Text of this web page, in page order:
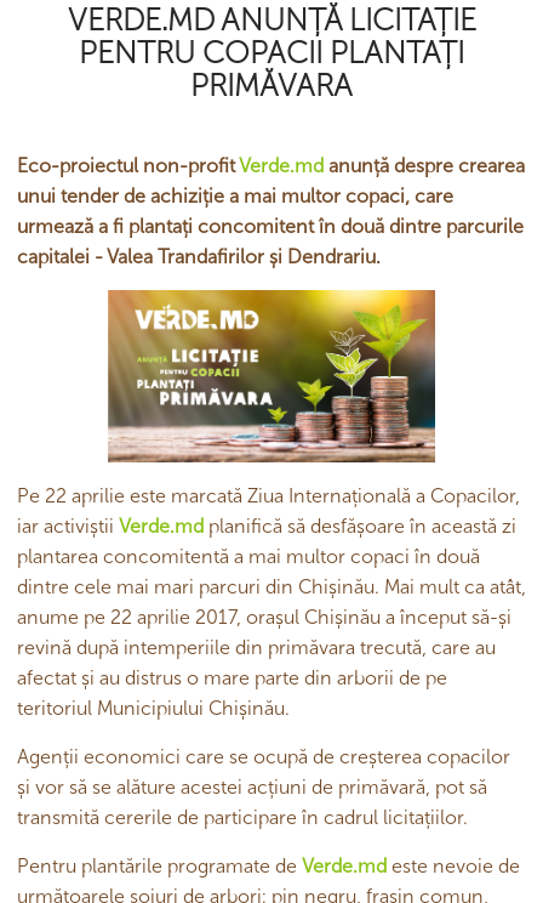
VERDE.MD ANUNȚĂ LICITAȚIE
PENTRU COPACII PLANTAȚI
PRIMĂVARA
Eco-proiectul non-profitVerde.md anunță despre crearea
unui tender de achiziție a mai multor copaci, care
urmează a fi plantați concomitent în două dintre parcurile
capitalei - Valea Trandafirilor și Dendrariu.
Pe 22 aprilie este marcată Ziua Internațională a Copacilor,
iar activiștii Verde.md planifică să desfășoare în această zi
plantarea concomitentă a mai multor copaci în două
dintre cele mai mari parcuri din Chișinău. Mai mult ca atât,
anume pe 22 aprilie 2017, orașul Chișinău a început să-și
revină după intemperiile din primăvara trecută, care au
afectat și au distrus o mare parte din arborii de pe
teritoriul Municipiului Chișinău.
Agenții economici care se ocupă de creșterea copacilor
și vor să se alăture acestei acțiuni de primăvară, pot să
transmită cererile de participare în cadrul licitațiilor.
Pentru plantările programate de Verde.md este nevoie de
următoarele soiuri de arbori: pin negru, frasin comun,